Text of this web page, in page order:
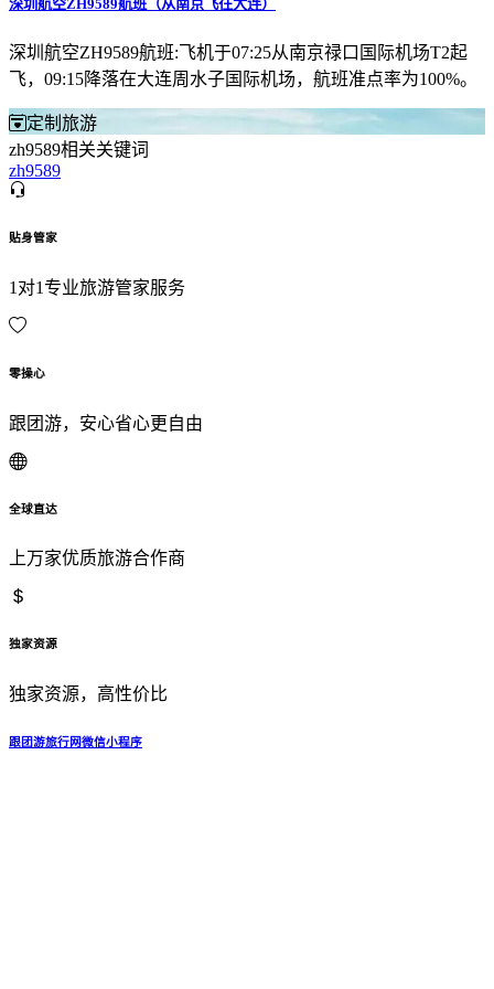
深圳航空ZH9589航班（从南京飞往大连）
深圳航空ZH9589航班:飞机于07:25从南京禄口国际机场T2起
飞，09:15降落在大连周水子国际机场，航班准点率为100%。
定制旅游
zh9589相关关键词
zh9589
贴身管家
1对1专业旅游管家服务
零操心
跟团游，安心省心更自由
全球直达
上万家优质旅游合作商
独家资源
独家资源，高性价比
跟团游旅行网微信小程序